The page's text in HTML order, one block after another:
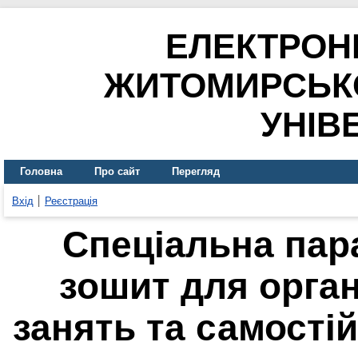
Головна Про сайт Перегляд
Вхід Реєстрація
Спеціальна
зошит для
занять та